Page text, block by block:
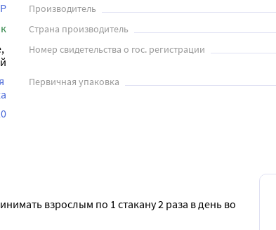
Производитель
Страна производитель
Номер свидетельства о гос. регистрации
Первичная упаковка
взрослым по 1 стакану 2 раза в день во